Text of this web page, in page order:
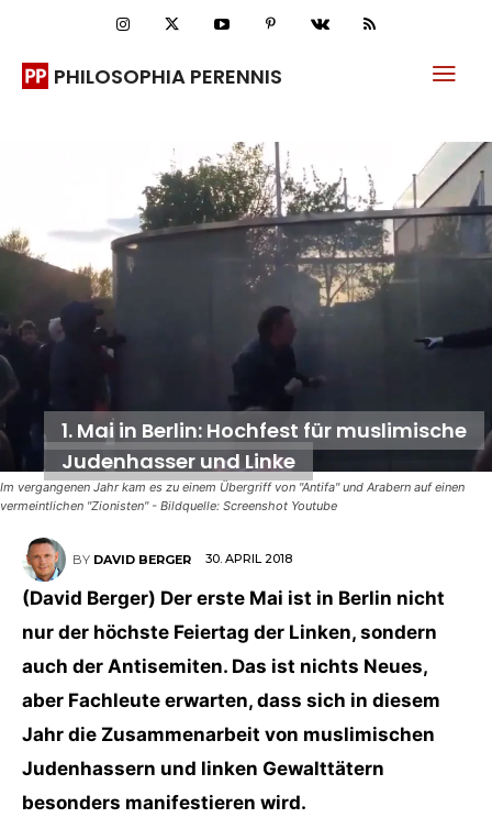
PHILOSOPHIA PERENNIS
Im vergangenen Jahr kam es zu einem Übergriff von "Antifa" und Arabern auf einen
vermeintlichen "Zionisten" - Bildquelle: Screenshot Youtube
1. Mai in Berlin: Hochfest für muslimische
Judenhasser und Linke
BY DAVID BERGER 30. APRIL 2018
(David Berger) Der erste Mai ist in Berlin nicht
nur der höchste Feiertag der Linken, sondern
auch der Antisemiten. Das ist nichts Neues,
aber Fachleute erwarten, dass sich in diesem
Jahr die Zusammenarbeit von muslimischen
Judenhassern und linken Gewalttätern
besonders manifestieren wird.